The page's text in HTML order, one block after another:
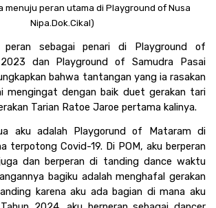
menuju peran utama di Playground of Nusa
Nipa.Dok.Cikal)
peran sebagai penari di Playground of
dan Playground of Samudra Pasai
bahwa tantangan yang ia rasakan
mengingat dengan baik duet gerakan tari
Tarian Ratoe Jaroe pertama kalinya.
aku adalah Playgorund of Mataram di
terpotong Covid-19. Di POM, aku berperan
dan berperan di tanding dance waktu
bagiku adalah menghafal gerakan
karena aku ada bagian di mana aku